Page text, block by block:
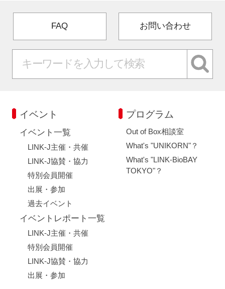
FAQ お問い合わせ
イベント
イベント一覧
LINK-J主催・共催
LINK-J協賛・協力
特別会員開催
出展・参加
過去イベント
イベントレポート一覧
LINK-J主催・共催
特別会員開催
LINK-J協賛・協力
出展・参加
プログラム
Out of Box相談室
What's "UNIKORN"？
What's "LINK-BioBAY
TOKYO"？